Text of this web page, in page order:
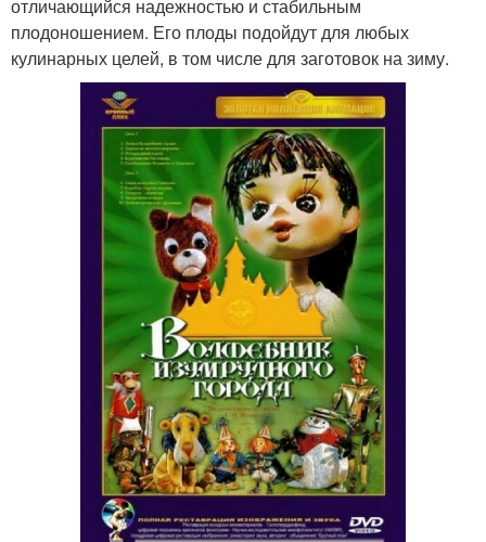
отличающийся надежностью и стабильным
плодоношением. Его плоды подойдут для любых
кулинарных целей, в том числе для заготовок на зиму.